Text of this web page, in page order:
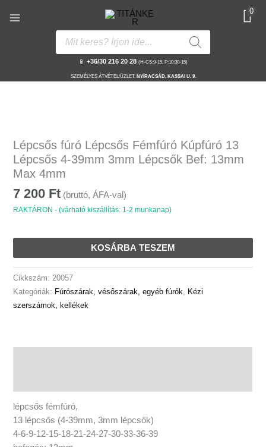
0
Products
search
📱 +36/30 216 20 28 (H-CS:9-15, P:10:30-15)
SZEMÉLYES ÁTVÉTEL/ÜZLET: NYÍRACSÁD, KASSAI U. 9.
Lépcsős fúró Lépcsős Fémfúró Kúpfúró 13
Lépcsős 4-39mm 3mm Lépcsők Bef: 13mm
Max 4mm
7 200 Ft (bruttó, ÁFA-val)
RAKTÁRON - (várható kiszállítás: 1-2 munkanap)
fúró
Lépcsős
Fémfúró
13
Lépcsős
39mm
Bef:
13mm
Max
KOSÁRBA TESZEM
Cikkszám:20057
Kategóriák: Fúrószárak, vésőszárak, egyéb fúrók, Kézi
szerszámok, kellékek
lépcsős fémfúró,
13 lépcsős (4-39mm, 3mm lépcsők)
4-6-9-12-15-18-21-24-27-30-33-36-39